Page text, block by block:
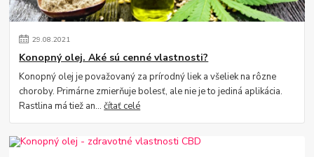
29.08.2021
Konopný olej. Aké sú cenné vlastnosti?
Konopný olej je považovaný za prírodný liek a všeliek na rôzne
choroby. Primárne zmierňuje bolesť, ale nie je to jediná aplikácia.
Rastlina má tiež an...čítať celé